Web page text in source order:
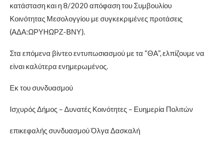
κατάσταση και η 8/2020 απόφαση του Συμβουλίου
Κοινότητας Μεσολογγίου με συγκεκριμένες προτάσεις
(ΑΔΑ:ΩΡΥΗΩΡΖ-ΒΝΥ).
Στα επόμενα βίντεο εντυπωσιασμού με τα “ΘΑ”, ελπίζουμε να
είναι καλύτερα ενημερωμένος.
Εκ του συνδυασμού
Ισχυρός Δήμος – Δυνατές Κοινότητες – Ευημερία Πολιτών
επικεφαλής συνδυασμού Όλγα Δασκαλή